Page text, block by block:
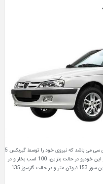
پارس گاز سوز دارای موتور پایه گاز سوز به حجم 1761 سی سی می باشد که نیروی خود را توسط گیربکس 5
سرعته دستی به چرخهای جلو انتقال میدهد. قدرت موتور این خودرو در حالت بنزین، 100 اسب بخار و در
حالت گاز 83 اسب بخار است. گشتاور آن نیز در حالت بنزین سوز 153 نیوتن متر و در حالت گازسوز 135